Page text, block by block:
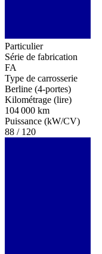
Particulier
Série de fabrication
FA
Type de carrosserie
Berline (4-portes)
Kilométrage (lire)
104 000 km
Puissance (kW/CV)
88 / 120